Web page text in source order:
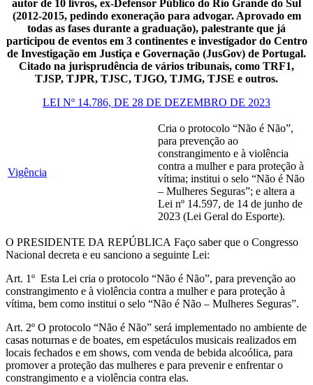
autor de 10 livros, ex-Defensor Público do Rio Grande do Sul
(2012-2015, pedindo exoneração para advogar. Aprovado em
todas as fases durante a graduação), palestrante que já
participou de eventos em 3 continentes e investigador do Centro
de Investigação em Justiça e Governação (JusGov) de Portugal.
Citado na jurisprudência de vários tribunais, como TRF1,
TJSP, TJPR, TJSC, TJGO, TJMG, TJSE e outros.
LEI Nº 14.786, DE 28 DE DEZEMBRO DE 2023
Vigência
Cria o protocolo “Não é Não”,
para prevenção ao
constrangimento e à violência
contra a mulher e para proteção à
vítima; institui o selo “Não é Não
– Mulheres Seguras”; e altera a
Lei nº 14.597, de 14 de junho de
2023 (Lei Geral do Esporte).
O PRESIDENTE DA REPÚBLICA Faço saber que o Congresso
Nacional decreta e eu sanciono a seguinte Lei:
Art. 1º Esta Lei cria o protocolo “Não é Não”, para prevenção ao
constrangimento e à violência contra a mulher e para proteção à
vítima, bem como institui o selo “Não é Não – Mulheres Seguras”.
Art. 2º O protocolo “Não é Não” será implementado no ambiente de
casas noturnas e de boates, em espetáculos musicais realizados em
locais fechados e em shows, com venda de bebida alcoólica, para
promover a proteção das mulheres e para prevenir e enfrentar o
constrangimento e a violência contra elas.